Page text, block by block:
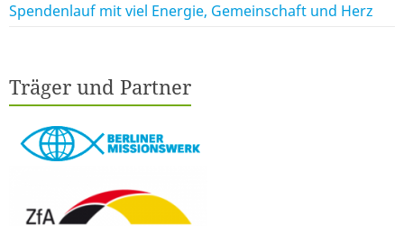
Spendenlauf mit viel Energie, Gemeinschaft und Herz
Träger und Partner